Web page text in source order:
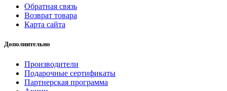
Обратная связь
Возврат товара
Карта сайта
Дополнительно
Производители
Подарочные сертификаты
Партнерская программа